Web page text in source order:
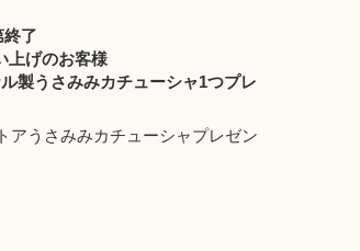
終了
上げのお客様
製うさみみカチューシャ1つプレ
アうさみみカチューシャプレゼン